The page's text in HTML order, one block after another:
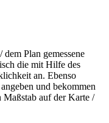
Plan gemessene
die mit Hilfe des
an. Ebenso
und bekommen
Maßstab auf der Karte /